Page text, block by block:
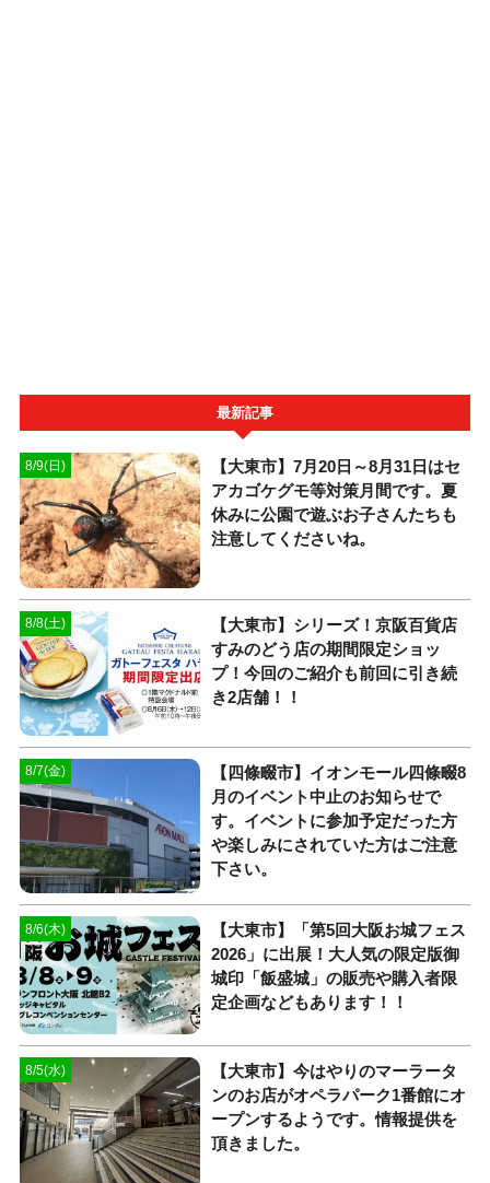
最新記事
8/9(日)
【大東市】7月20日～8月31日はセ
アカゴケグモ等対策月間です。夏
休みに公園で遊ぶお子さんたちも
注意してくださいね。
8/8(土)
【大東市】シリーズ！京阪百貨店
すみのどう店の期間限定ショッ
プ！今回のご紹介も前回に引き続
き2店舗！！
8/7(金)
【四條畷市】イオンモール四條畷8
月のイベント中止のお知らせで
す。イベントに参加予定だった方
や楽しみにされていた方はご注意
下さい。
8/6(木)
【大東市】「第5回大阪お城フェス
2026」に出展！大人気の限定版御
城印「飯盛城」の販売や購入者限
定企画などもあります！！
8/5(水)
【大東市】今はやりのマーラータ
ンのお店がオペラパーク1番館にオ
ープンするようです。情報提供を
頂きました。